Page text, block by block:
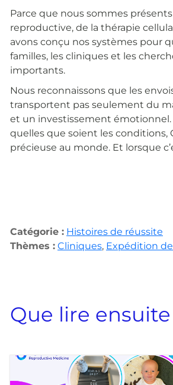
Parce que nous sommes
reproductive, de la thérapie
avons conçu nos systèmes pour
familles, les cliniques et les
importants.
Nous reconnaissons que les
transportent pas seulement du
et un investissement
quelles que soient les conditions,
précieuse au monde. Et lorsque
Catégorie : Histoires de réussite
Thèmes : Cliniques, Expédition
Que lire ensuite